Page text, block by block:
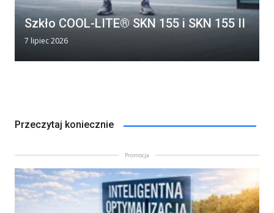
Szkło COOL-LITE® SKN 155 i SKN 155 II
7 lipiec 2026
Przeczytaj koniecznie
Promocja